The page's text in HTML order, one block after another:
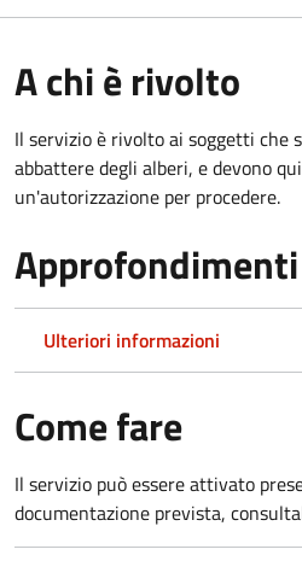
A chi è rivolto
Il servizio è rivolto ai soggetti che
abbattere degli alberi, e devono
un'autorizzazione per procedere.
Approfondimenti
Ulteriori informazioni
Come fare
Il servizio può essere attivato
documentazione prevista,